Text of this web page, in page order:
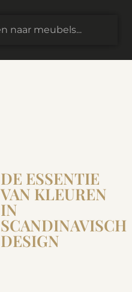
DE ESSENTIE
VAN KLEUREN
IN
SCANDINAVISCH
DESIGN